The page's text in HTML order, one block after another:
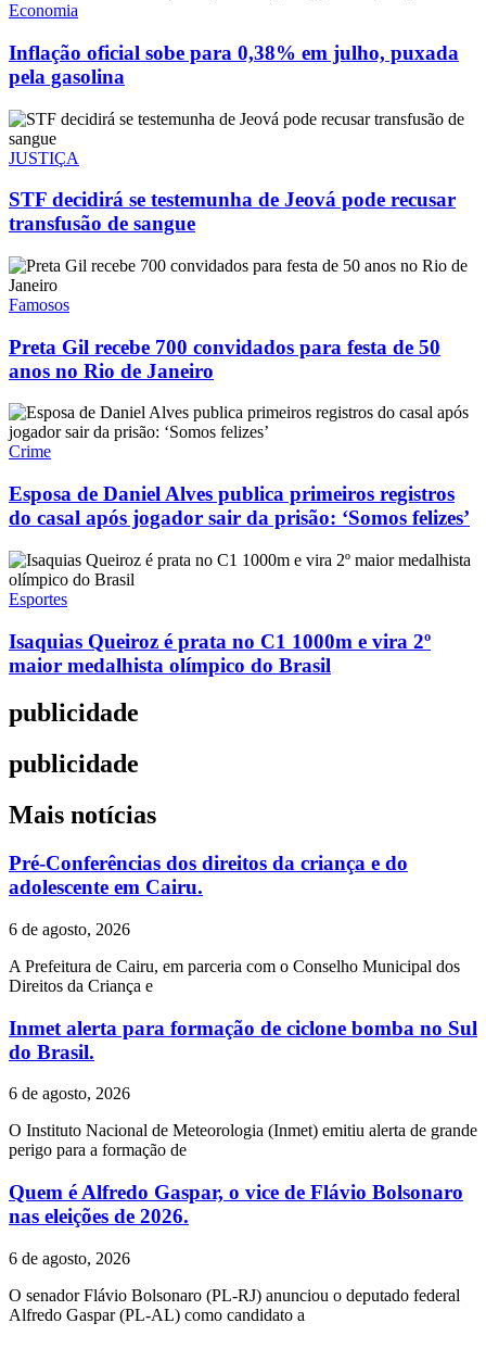
Economia
Inflação oficial sobe para 0,38% em julho, puxada
pela gasolina
JUSTIÇA
STF decidirá se testemunha de Jeová pode recusar
transfusão de sangue
Famosos
Preta Gil recebe 700 convidados para festa de 50
anos no Rio de Janeiro
Crime
Esposa de Daniel Alves publica primeiros registros
do casal após jogador sair da prisão: ‘Somos felizes’
Esportes
Isaquias Queiroz é prata no C1 1000m e vira 2º
maior medalhista olímpico do Brasil
publicidade
publicidade
Mais notícias
Pré-Conferências dos direitos da criança e do
adolescente em Cairu.
6 de agosto, 2026
A Prefeitura de Cairu, em parceria com o Conselho Municipal dos
Direitos da Criança e
Inmet alerta para formação de ciclone bomba no Sul
do Brasil.
6 de agosto, 2026
O Instituto Nacional de Meteorologia (Inmet) emitiu alerta de grande
perigo para a formação de
Quem é Alfredo Gaspar, o vice de Flávio Bolsonaro
nas eleições de 2026.
6 de agosto, 2026
O senador Flávio Bolsonaro (PL-RJ) anunciou o deputado federal
Alfredo Gaspar (PL-AL) como candidato a